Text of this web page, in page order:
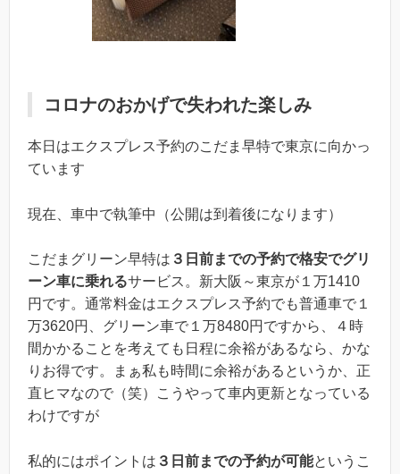
コロナのおかげで失われた楽しみ
本日はエクスプレス予約のこだま早特で東京に向かっ
ています
現在、車中で執筆中（公開は到着後になります）
こだまグリーン早特は ３日前までの予約で格安でグリ
ーン車に乗れるサービス。新大阪～東京が１万1410
円です。通常料金はエクスプレス予約でも普通車で１
万3620円、グリーン車で１万8480円ですから、４時
間かかることを考えても日程に余裕があるなら、かな
りお得です。まぁ私も時間に余裕があるというか、正
直ヒマなので（笑）こうやって車内更新となっている
わけですが
私的にはポイントは ３日前までの予約が可能というこ